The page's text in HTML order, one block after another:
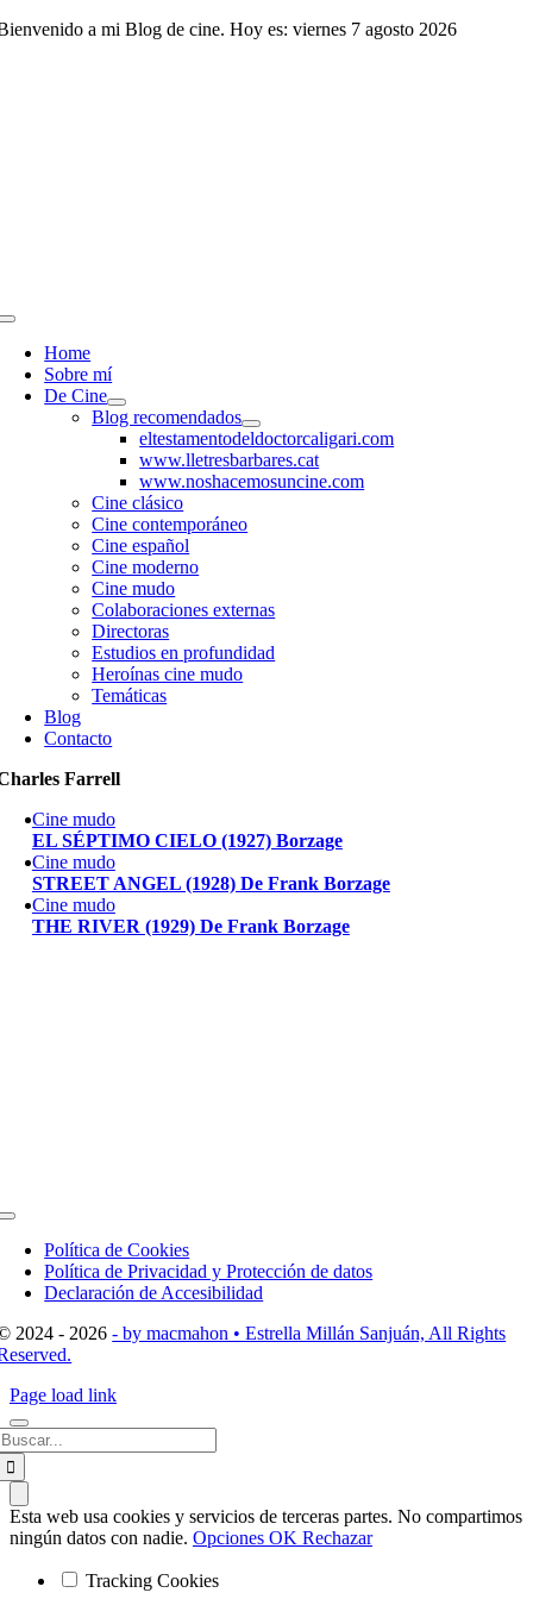
Saltar
a mi Blog de cine. Hoy es: viernes 7 agosto 2026
Toggle
NavigationHome
Sobre mí
De Cine
Blog recomendados
eltestamentodeldoctorcaligari.com
www.lletresbarbares.cat
www.noshacemosuncine.com
Cine clásico
Cine contemporáneo
Cine español
Cine moderno
Cine mudo
Colaboraciones externas
Directoras
Estudios en profundidad
Heroínas cine mudo
Temáticas
Blog
Contacto
Farrell
Cine mudo
EL SÉPTIMO CIELO (1927) Borzage
Cine mudo
STREET ANGEL (1928) De Frank Borzage
Cine mudo
THE RIVER (1929) De Frank Borzage
Toggle
NavigationPolítica de Cookies
Política de Privacidad y Protección de datos
Declaración de Accesibilidad
2024 - 2026- by macmahon • Estrella Millán Sanjuán, All Rights
Page load link
Esta web usa cookies y servicios de terceras partes. No compartimos
ningún datos con nadie. Opciones OK Rechazar
Tracking Cookies